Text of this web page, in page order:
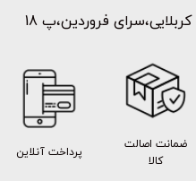
کربلایی،سرای فروردین،پ 18
ضمانت اصالت
کالا
پرداخت آنلاین